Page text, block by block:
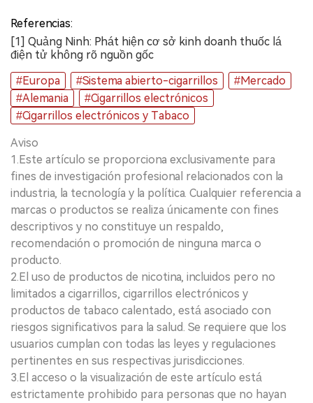
Referencias:
[1] Quảng Ninh: Phát hiện cơ sở kinh doanh thuốc lá
điện tử không rõ nguồn gốc
#Europa
#Sistema abierto-cigarrillos
#Mercado
#Alemania
#Cigarrillos electrónicos
#Cigarrillos electrónicos y Tabaco
Aviso
1.Este artículo se proporciona exclusivamente para
fines de investigación profesional relacionados con la
industria, la tecnología y la política. Cualquier referencia a
marcas o productos se realiza únicamente con fines
descriptivos y no constituye un respaldo,
recomendación o promoción de ninguna marca o
producto.
2.El uso de productos de nicotina, incluidos pero no
limitados a cigarrillos, cigarrillos electrónicos y
productos de tabaco calentado, está asociado con
riesgos significativos para la salud. Se requiere que los
usuarios cumplan con todas las leyes y regulaciones
pertinentes en sus respectivas jurisdicciones.
3.El acceso o la visualización de este artículo está
estrictamente prohibido para personas que no hayan